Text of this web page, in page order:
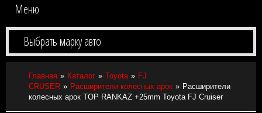
Меню
Выбрать марку авто
Главная Каталог Toyota
FJ
CRUSER
Расширители колесных арок
Расширители
колесных арок TOP RANKAZ +25mm Toyota FJ Cruiser